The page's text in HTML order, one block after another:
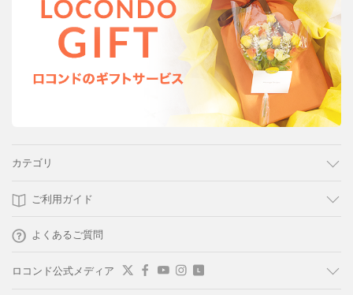
カテゴリ
ご利用ガイド
よくあるご質問
ロコンド公式メディア